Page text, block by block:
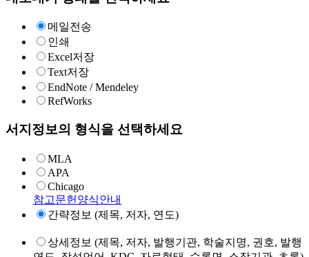
메일전송
인쇄
Excel저장
Text저장
EndNote / Mendeley
RefWorks
서지정보의 형식을 선택하세요
MLA
APA
Chicago
참고문헌양식안내
간략정보 (제목, 저자, 연도)
상세정보 (제목, 저자, 발행기관, 학술지명, 권호, 발행